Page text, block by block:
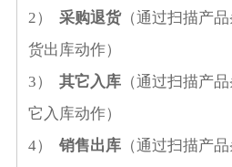
2）
采购退货（通过扫描产
货出库动作）
3）
其它入库（通过扫描产
它入库动作）
4）
销售出库（通过扫描产